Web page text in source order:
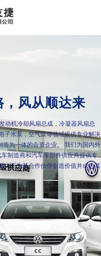
，风从顺达来
动机冷却风扇总成，冷凝器风扇总
子水泵，空气泵等领域提供专业解决
造为一体的合资企业。 我们为国内外
制造商和汽车零部件供应商提供专
力于为其合作伙伴创造价值并成为其